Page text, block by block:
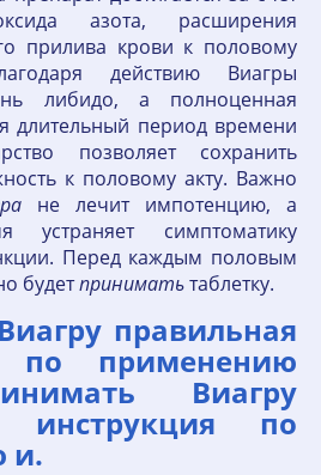
азота, расширения
прилива крови к половому
действию Виагры
либидо, а полноценная
длительный период времени
позволяет сохранить
к половому акту. Важно
не лечит импотенцию, а
симптоматику
Перед каждым половым
будетприниматьтаблетку.
правильная
по применению
Виагру
инструкция по
и.